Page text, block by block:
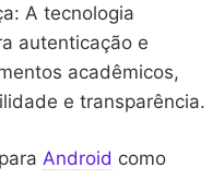
A tecnologia
autenticação e
acadêmicos,
e transparência.
Android como